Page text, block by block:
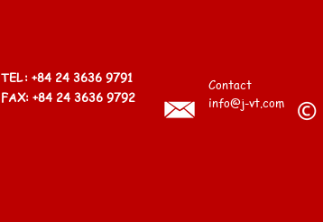
TEL: +84 24 3636 9791
FAX: +84 24 3636 9792
Contact
info@j-vt.com